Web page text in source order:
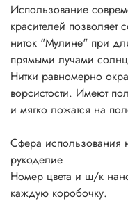
Использование
красителей позволяет
ниток "Мулине" при
прямыми лучами
Нитки равномерно
ворсистости. Имеют
и мягко ложатся на
Сфера использования
рукоделие
Номер цвета и ш/к
каждую коробочку.